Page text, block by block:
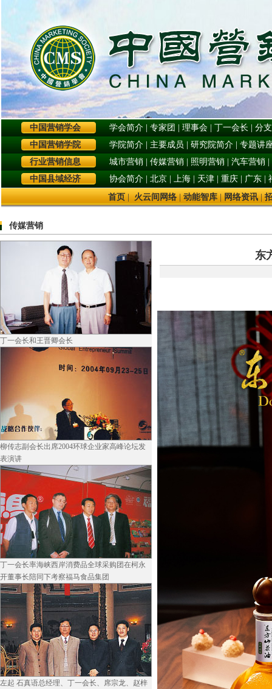
中国营销学会 学会简介 专家团 理事会 丁一会长
分
中国营销学院
学院简介 主要成员 研究院简介
专题讲
行业营销信息
城市营销 传媒营销 照明营销 汽车营销
中国县域经济
协会简介 北京 上海 天津 重庆 广东
首页| 火云间网络|动能智库|网络资讯|
传媒营销
丁一会长和王晋卿会长
柳传志副会长出席2004环球企业家高峰论坛发
表演讲
丁一会长率海峡西岸消费品全球采购团在柯永
开董事长陪同下考察福马食品集团
左起 石真语总经理、丁一会长、席宗龙、赵梓
东